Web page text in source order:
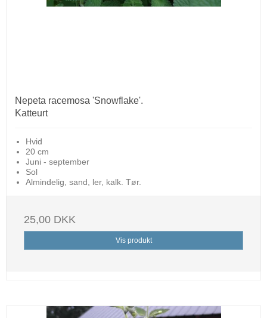
Nepeta racemosa 'Snowflake'.
Katteurt
Hvid
20 cm
Juni - september
Sol
Almindelig, sand, ler, kalk. Tør.
25,00 DKK
Vis produkt